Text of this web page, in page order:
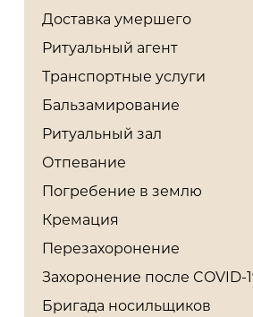
Доставка умершего
Ритуальный агент
Транспортные услуги
Бальзамирование
Ритуальный зал
Отпевание
Погребение в землю
Кремация
Перезахоронение
Захоронение после COVID-
Бригада носильщиков